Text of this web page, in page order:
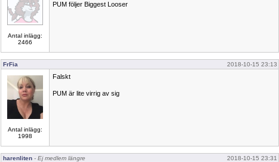
Antal inlägg:
2466
PUM följer Biggest Looser
FrFia 2018-10-15 23:13
Antal inlägg:
1998
Falskt
PUM är lite virrig av sig
harenliten - Ej medlem längre 2018-10-15 23:31